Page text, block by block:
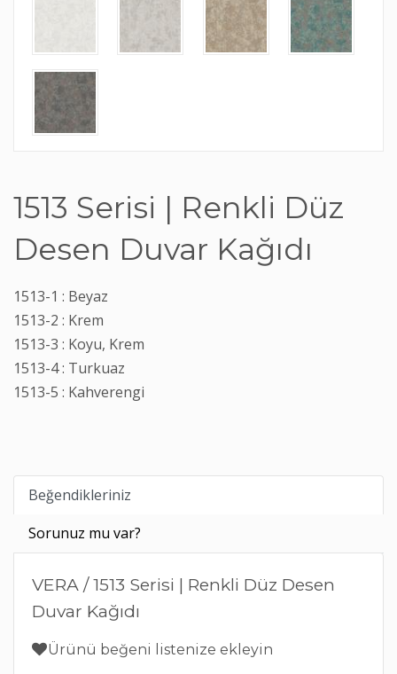
1513 Serisi | Renkli Düz
Desen Duvar Kağıdı
1513-1 : Beyaz
1513-2 : Krem
1513-3 : Koyu, Krem
1513-4 : Turkuaz
1513-5 : Kahverengi
Beğendikleriniz
Sorunuz mu var?
VERA / 1513 Serisi | Renkli Düz Desen
Duvar Kağıdı
Ürünü beğeni listenize ekleyin